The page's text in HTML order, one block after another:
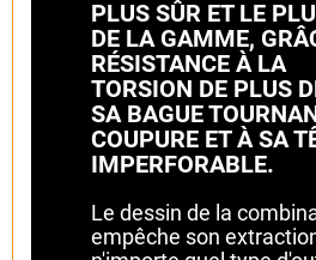
PLUS SÛR ET LE
DE LA GAMME,
RÉSISTANCE À LA
TORSION DE PLUS
SA BAGUE
COUPURE ET À SA
IMPERFORABLE.
Le dessin de la
empêche son